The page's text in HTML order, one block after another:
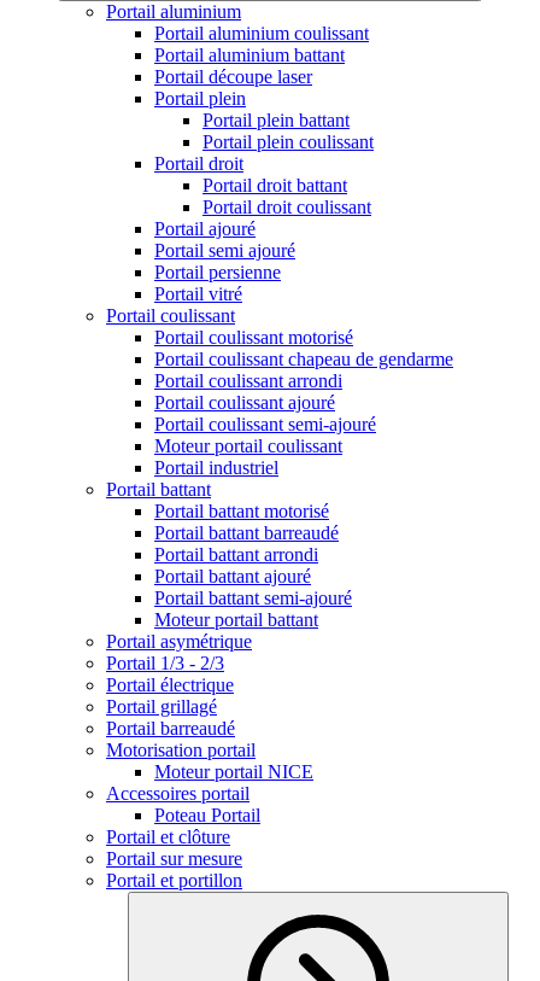
Portail aluminium
Portail aluminium coulissant
Portail aluminium battant
Portail découpe laser
Portail plein
Portail plein battant
Portail plein coulissant
Portail droit
Portail droit battant
Portail droit coulissant
Portail ajouré
Portail semi ajouré
Portail persienne
Portail vitré
Portail coulissant
Portail coulissant motorisé
Portail coulissant chapeau de gendarme
Portail coulissant arrondi
Portail coulissant ajouré
Portail coulissant semi-ajouré
Moteur portail coulissant
Portail industriel
Portail battant
Portail battant motorisé
Portail battant barreaudé
Portail battant arrondi
Portail battant ajouré
Portail battant semi-ajouré
Moteur portail battant
Portail asymétrique
Portail 1/3 - 2/3
Portail électrique
Portail grillagé
Portail barreaudé
Motorisation portail
Moteur portail NICE
Accessoires portail
Poteau Portail
Portail et clôture
Portail sur mesure
Portail et portillon